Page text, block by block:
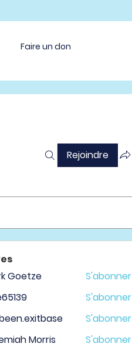
Faire un don
Rejoindre
Goetze
S'abonner
S'abonner
S'abonner
Morris
S'abonner